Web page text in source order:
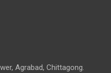
Agrabad, Chittagong.